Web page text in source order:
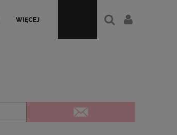
WIĘCEJ